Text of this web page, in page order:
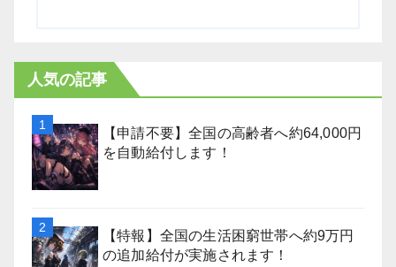
人気の記事
【申請不要】全国の高齢者へ約64,000円
を自動給付します！
【特報】全国の生活困窮世帯へ約9万円
の追加給付が実施されます！